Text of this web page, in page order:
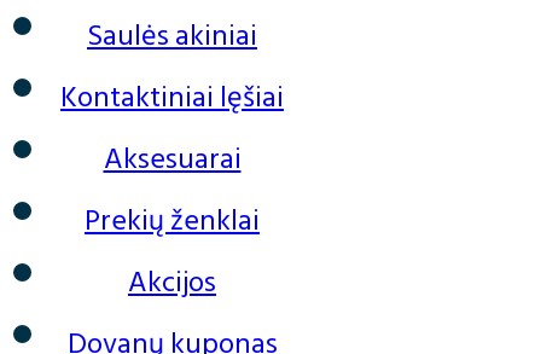
Saulės akiniai
Kontaktiniai lęšiai
Aksesuarai
Prekių ženklai
Akcijos
Dovanų kuponas